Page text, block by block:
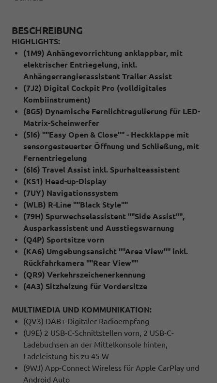
BESCHREIBUNG
HIGHLIGHTS:
(1M9) Anhängevorrichtung anklappbar, mit
elektrischer Entriegelung, inkl.
Anhängerrangierassistent Trailer Assist
(7J2) Digital Cockpit Pro (volldigitales
Kombiinstrument)
(8G5) Dynamische Fernlichtregulierung für LED-
Matrix-Scheinwerfer
(5I6) ""Easy Open & Close"" - Heckklappe mit
sensorgesteuerter Öffnung und Schließung, mit
Fernentriegelung
(6I6) Travel Assist inkl. Spurhalteassistent
(KS1) Head-up-Display
(7UY) Navigationssystem
(WLB) R-Line ""Black Style""
(79H) Spurwechselassistent ""Side Assist"",
Ausparkassistent und Ausstiegswarnung
(Q4P) Sportsitze vorn
(KA6) Umgebungsansicht ""Area View"" inkl.
Rückfahrkamera ""Rear View""
(QR9) Verkehrszeichenerkennung
(4A3) Sitzheizung für Vordersitze
MULTIMEDIA UND KOMMUNIKATION:
(QV3) DAB+ Digitaler Radioempfang
(U9E) 2 USB-C-Schnittstellen vorn, 2 USB-C-
Ladebuchsen an der Mittelkonsole hinten,
Ladeleistung bis zu 45 W
(9WJ) App-Connect Wireless für Apple CarPlay und
Android Auto